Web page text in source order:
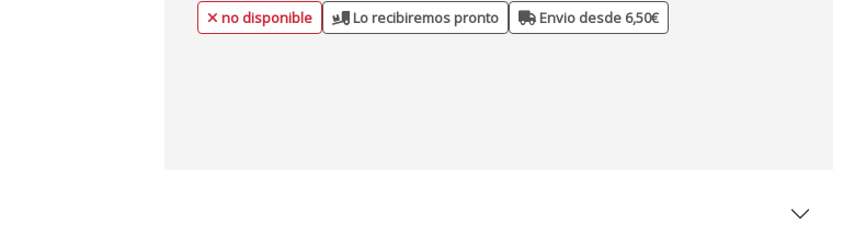
no disponible Lo recibiremos pronto Envio desde 6,50€